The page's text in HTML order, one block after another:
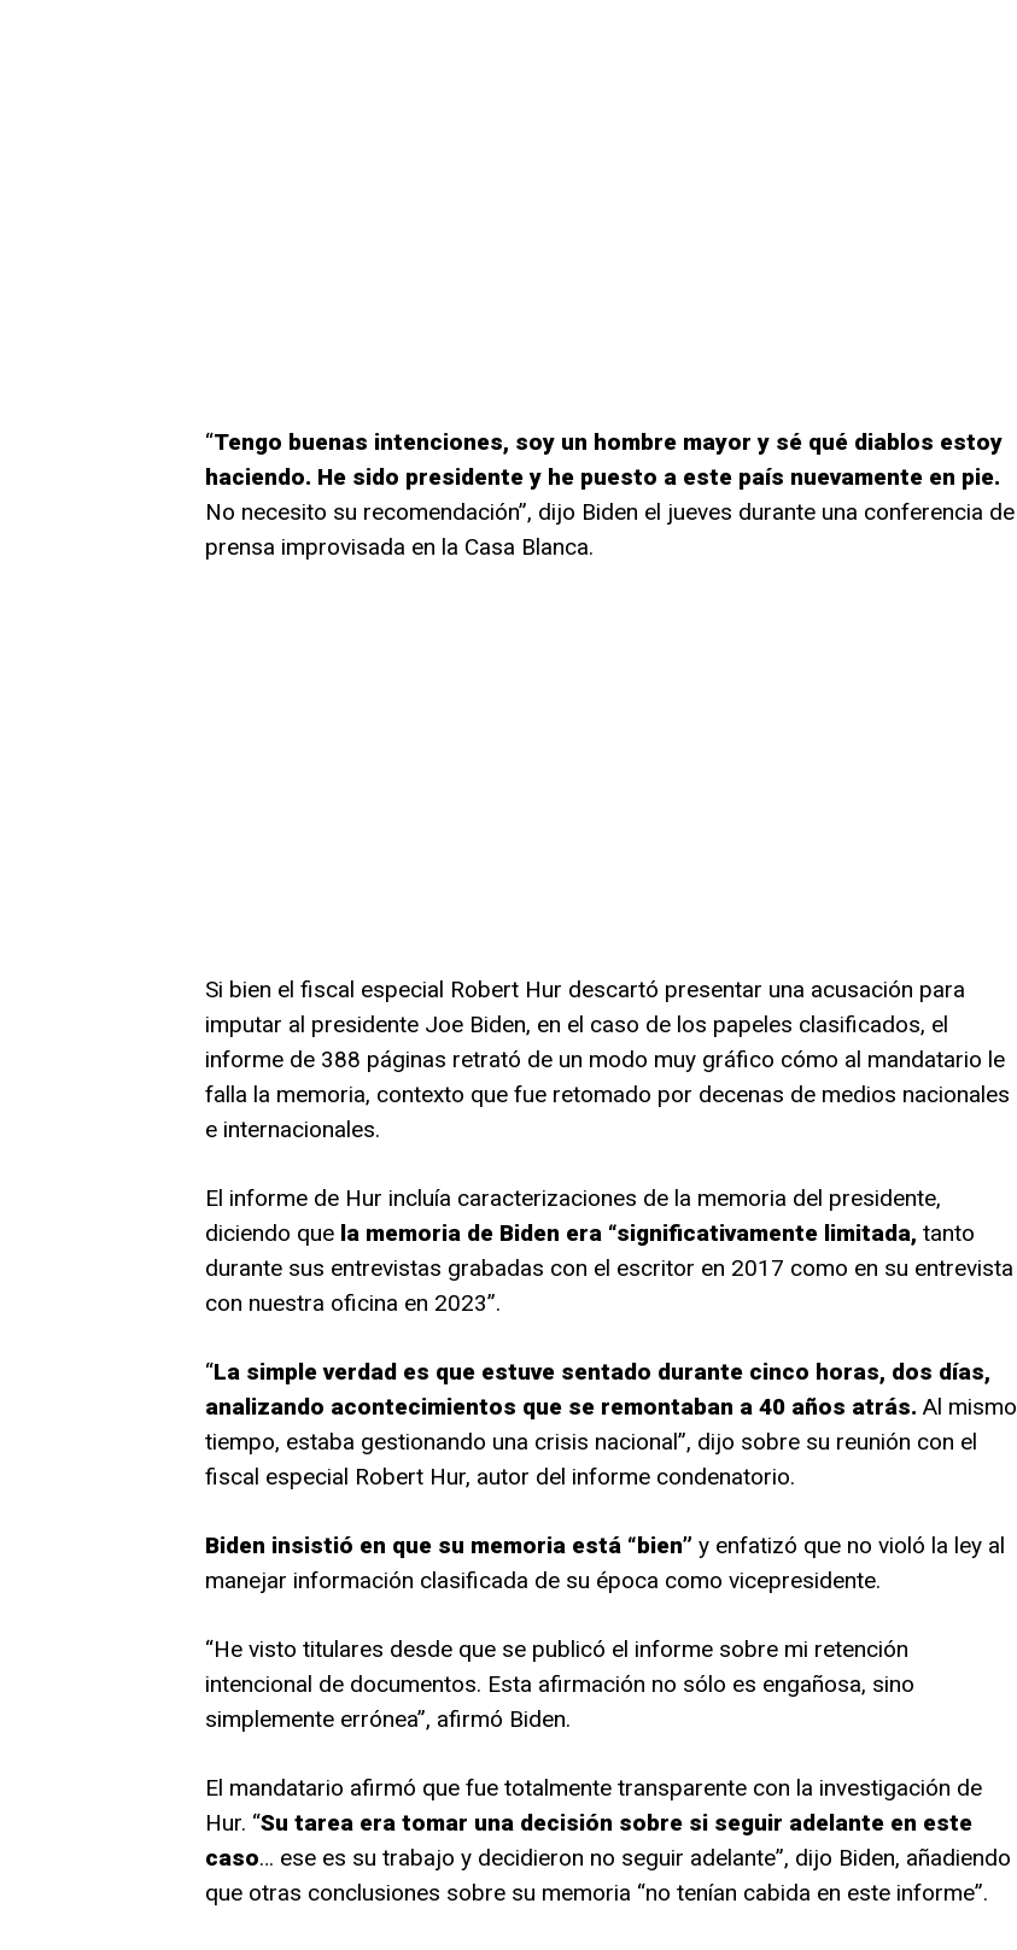
“Tengo buenas intenciones, soy un hombre mayor y sé qué diablos estoy
haciendo. He sido presidente y he puesto a este país nuevamente en pie.
No necesito su recomendación”, dijo Biden el jueves durante una conferencia de
prensa improvisada en la Casa Blanca.
Si bien el fiscal especial Robert Hur descartó presentar una acusación para
imputar al presidente Joe Biden, en el caso de los papeles clasificados, el
informe de 388 páginas retrató de un modo muy gráfico cómo al mandatario le
falla la memoria, contexto que fue retomado por decenas de medios nacionales
e internacionales.
El informe de Hur incluía caracterizaciones de la memoria del presidente,
diciendo que la memoria de Biden era “significativamente limitada, tanto
durante sus entrevistas grabadas con el escritor en 2017 como en su entrevista
con nuestra oficina en 2023”.
“La simple verdad es que estuve sentado durante cinco horas, dos días,
analizando acontecimientos que se remontaban a 40 años atrás. Al mismo
tiempo, estaba gestionando una crisis nacional”, dijo sobre su reunión con el
fiscal especial Robert Hur, autor del informe condenatorio.
Biden insistió en que su memoria está “bien” y enfatizó que no violó la ley al
manejar información clasificada de su época como vicepresidente.
“He visto titulares desde que se publicó el informe sobre mi retención
intencional de documentos. Esta afirmación no sólo es engañosa, sino
simplemente errónea”, afirmó Biden.
El mandatario afirmó que fue totalmente transparente con la investigación de
Hur. “Su tarea era tomar una decisión sobre si seguir adelante en este
caso… ese es su trabajo y decidieron no seguir adelante”, dijo Biden, añadiendo
que otras conclusiones sobre su memoria “no tenían cabida en este informe”.